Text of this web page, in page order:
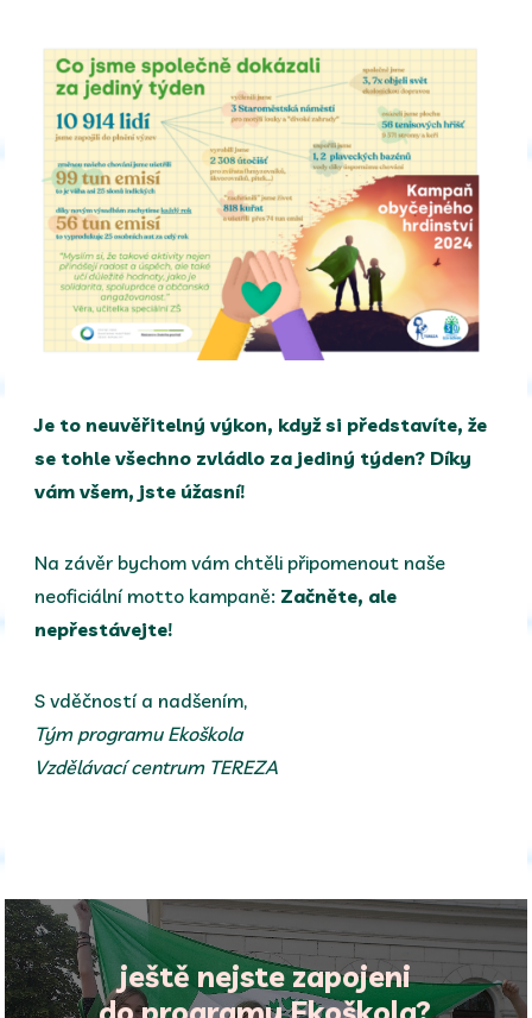
Je to neuvěřitelný výkon, když si představíte, že
se tohle všechno zvládlo za jediný týden? Díky
vám všem, jste úžasní!
Na závěr bychom vám chtěli připomenout naše
neoficiální motto kampaně: Začněte, ale
nepřestávejte!
S vděčností a nadšením,
Tým programu Ekoškola
Vzdělávací centrum TEREZA
ještě nejste zapojeni